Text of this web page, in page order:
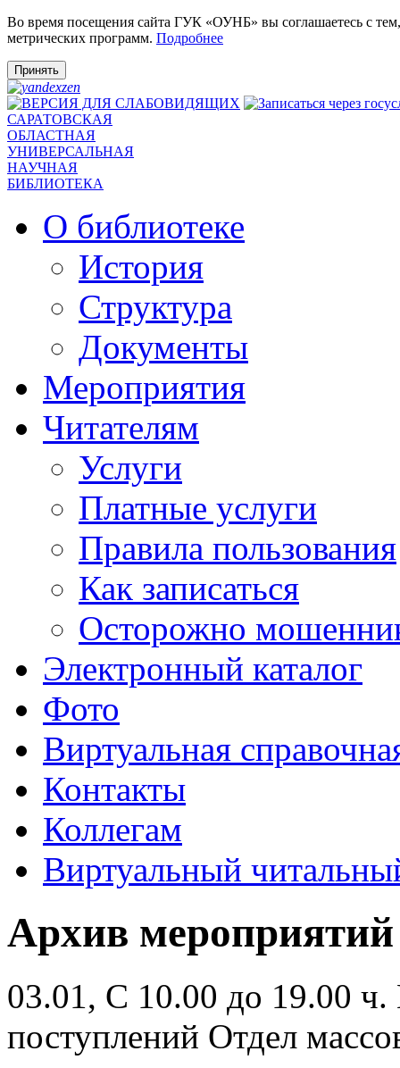
Во время посещения сайта ГУК «ОУНБ» вы соглашаетесь с
метрических программ. Подробнее
Принять
САРАТОВСКАЯ
ОБЛАСТНАЯ
УНИВЕРСАЛЬНАЯ
НАУЧНАЯ
БИБЛИОТЕКА
О библиотеке
История
Структура
Документы
Мероприятия
Читателям
Услуги
Платные услуги
Правила пользования
Как записаться
Осторожно
Электронный каталог
Фото
Виртуальная
Контакты
Коллегам
Виртуальный
Архив мероприятий
03.01, С 10.00 до 19.00 ч.
поступлений Отдел